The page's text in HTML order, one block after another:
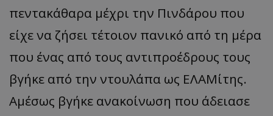
πεντακάθαρα μέχρι την Πινδάρου που
είχε να ζήσει τέτοιον πανικό από τη μέρα
που ένας από τους αντιπροέδρους τους
βγήκε από την ντουλάπα ως ΕΛΑΜίτης.
Αμέσως βγήκε ανακοίνωση που άδειασε